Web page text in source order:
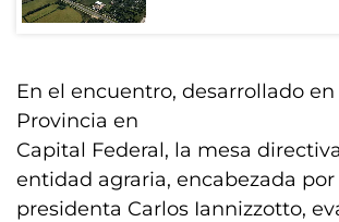
En el encuentro, desarrollado en
Provincia en
Capital Federal, la mesa
entidad agraria, encabezada por
presidenta Carlos Iannizzotto,